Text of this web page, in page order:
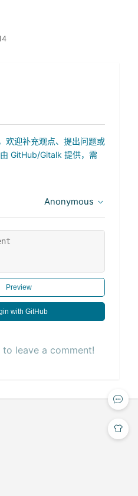
欢迎补充观点、提出问题或
GitHub/Gitalk 提供，需
Anonymous
Preview
with GitHub
leave a comment!